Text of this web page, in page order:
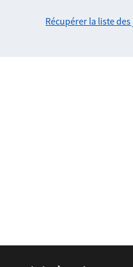
Récupérer la liste